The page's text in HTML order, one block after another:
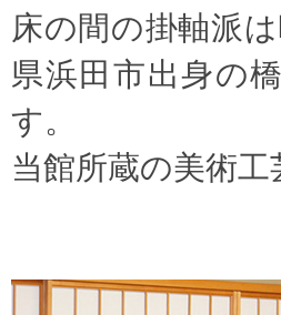
床の間の掛軸派
県浜田市出身の
す。
当館所蔵の美術